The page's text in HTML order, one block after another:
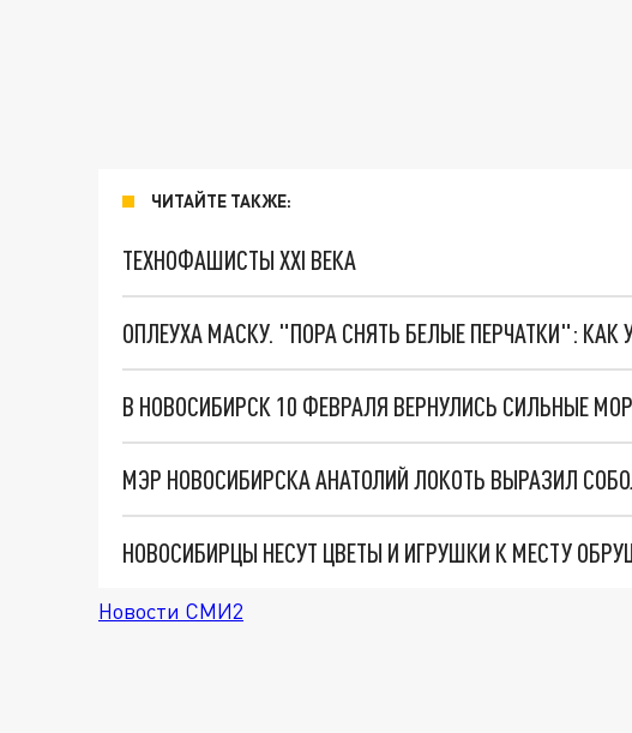
ЧИТАЙТЕ ТАКЖЕ:
ТЕХНОФАШИСТЫ XXI ВЕКА
ОПЛЕУХА МАСКУ. "ПОРА СНЯТЬ БЕЛЫЕ ПЕРЧАТКИ": КАК
В НОВОСИБИРСК 10 ФЕВРАЛЯ ВЕРНУЛИСЬ СИЛЬНЫЕ
НОВОСИБИРЦЫ НЕСУТ ЦВЕТЫ И ИГРУШКИ К МЕСТУ
Новости СМИ2